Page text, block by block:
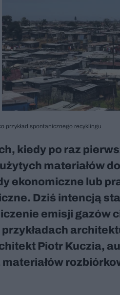
przykład spontanicznego recyklingu
kiedy po raz
materiałów
ekonomiczne lub
Dziś intencją
emisji gazów
Piotr Kuczia,
materiałów